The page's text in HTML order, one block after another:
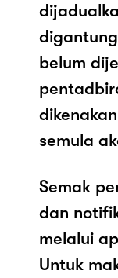
belum
semula
Semak
dan
melalui
Untuk